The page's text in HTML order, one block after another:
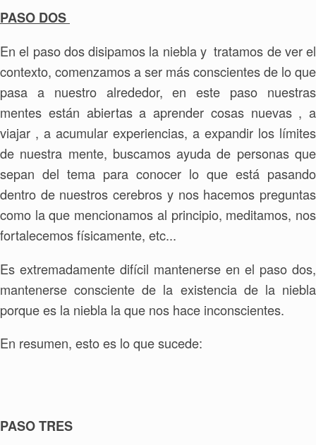
PASO DOS
En el paso dos disipamos la niebla y tratamos de ver el
contexto, comenzamos a ser más conscientes de lo que
pasa a nuestro alrededor, en este paso nuestras
mentes están abiertas a aprender cosas nuevas , a
viajar , a acumular experiencias, a expandir los límites
de nuestra mente, buscamos ayuda de personas que
sepan del tema para conocer lo que está pasando
dentro de nuestros cerebros y nos hacemos preguntas
como la que mencionamos al principio, meditamos, nos
fortalecemos físicamente, etc...
Es extremadamente difícil mantenerse en el paso dos,
mantenerse consciente de la existencia de la niebla
porque es la niebla la que nos hace inconscientes.
En resumen, esto es lo que sucede:
PASO TRES